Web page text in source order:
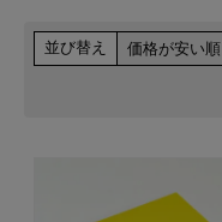
並び替え 価格が安い順